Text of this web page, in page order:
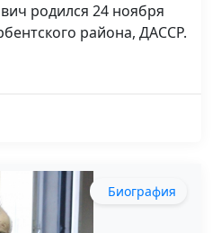
родился 24 ноября
района, ДАССР.
Биография